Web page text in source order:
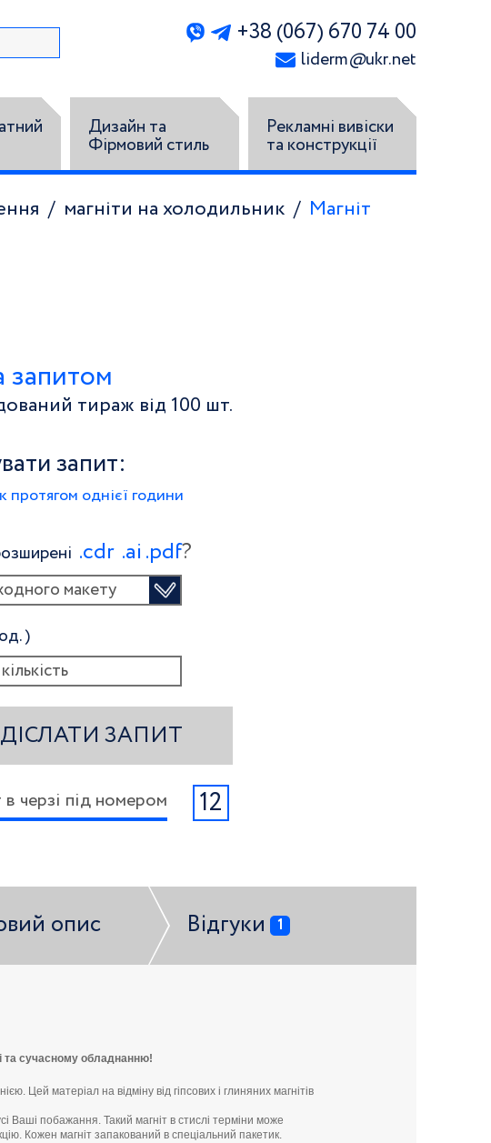
+38 (067) 670 74 00
liderm@ukr.net
Дизайн та
Фірмовий стиль
Рекламні вивіски
та конструкції
магніти на холодильник
Магніт
запитом
тираж від 100 шт.
запит:
протягом однієї години
.сdr .ai .pdf?
макету
)
ЗАПИТ
в черзі під номером 12
опис Відгуки 1
та сучасному обладнанню!
Цей матеріал на відміну від гіпсових і глиняних магнітів
Ваші побажання. Такий магніт в стислі терміни може
Кожен магніт запакований в спеціальний пакетик.